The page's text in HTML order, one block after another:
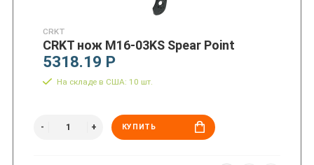
CRKT
CRKT нож M16-03KS Spear Point
5318.19 Р
На складе в США: 10 шт.
КУПИТЬ